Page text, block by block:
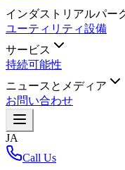
インダストリアルパー
ユーティリティ設備
サービス
持続可能性
ニュースとメディア
お問い合わせ
JA
Call Us